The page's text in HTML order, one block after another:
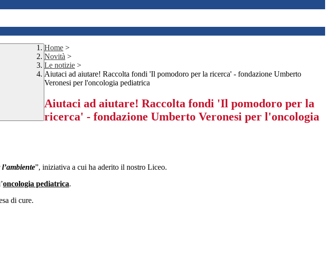
Home >
Novità >
Le notizie >
Aiutaci ad aiutare! Raccolta fondi 'Il pomodoro per la ricerca' - fondazione Umberto
Veronesi per l'oncologia pediatrica
Aiutaci ad aiutare! Raccolta fondi 'Il pomodoro per la
ricerca' - fondazione Umberto Veronesi per l'oncologia
”, iniziativa a cui ha aderito il nostro Liceo.
oncologia pediatrica.
di cure.